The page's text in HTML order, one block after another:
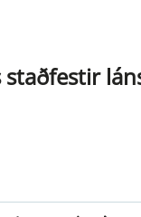
staðfestir